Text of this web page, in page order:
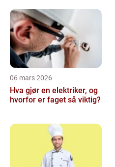
06 mars 2026
Hva gjør en elektriker, og
hvorfor er faget så viktig?